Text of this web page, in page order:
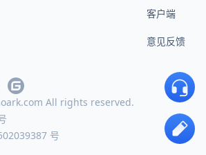
客户端
意见反馈
All rights reserved.
号